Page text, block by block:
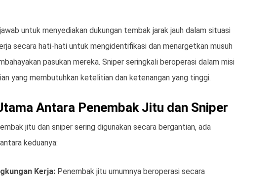
untuk menyediakan dukungan tembak jarak jauh dalam situasi
secara hati-hati untuk mengidentifikasi dan menargetkan musuh
pasukan mereka. Sniper seringkali beroperasi dalam misi
yang membutuhkan ketelitian dan ketenangan yang tinggi.
Antara Penembak Jitu dan Sniper
jitu dan sniper sering digunakan secara bergantian, ada
keduanya:
Kerja: Penembak jitu umumnya beroperasi secara